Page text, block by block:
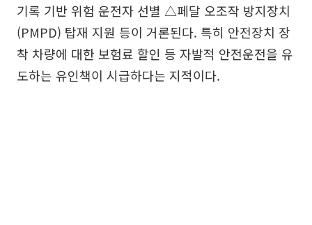
기록 기반 위험 운전자 선별 △페달 오조작 방지장치
(PMPD) 탑재 지원 등이 거론된다. 특히 안전장치 장
착 차량에 대한 보험료 할인 등 자발적 안전운전을 유
도하는 유인책이 시급하다는 지적이다.